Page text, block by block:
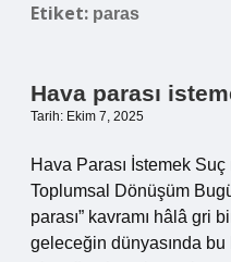
Etiket: paras
Hava parası
Tarih: Ekim 7, 2025
Hava Parası İstemek
Toplumsal Dönüşüm
parası” kavramı hâlâ gri
geleceğin dünyasında bu